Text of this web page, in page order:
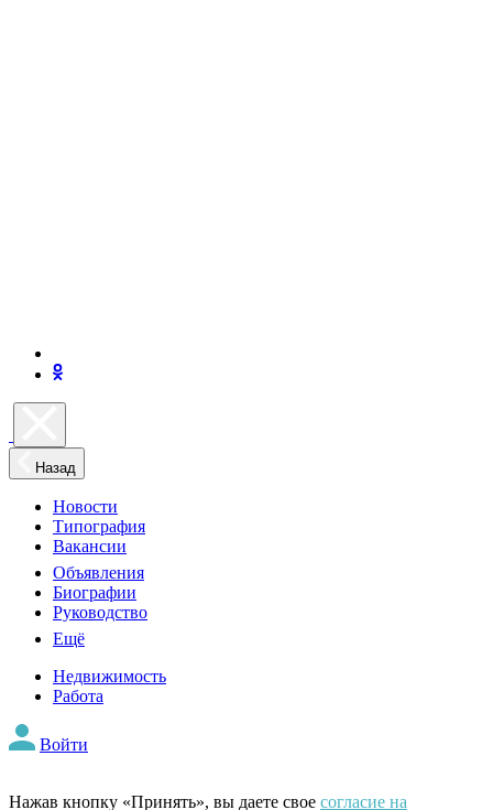
Назад
Новости
Типография
Вакансии
Объявления
Биографии
Руководство
Ещё
Недвижимость
Работа
Войти
Нажав кнопку «Принять», вы даете свое согласие на